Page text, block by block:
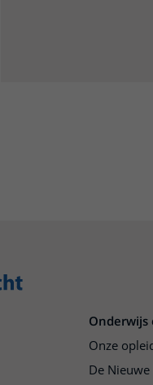
Onderwijs
Onze
De